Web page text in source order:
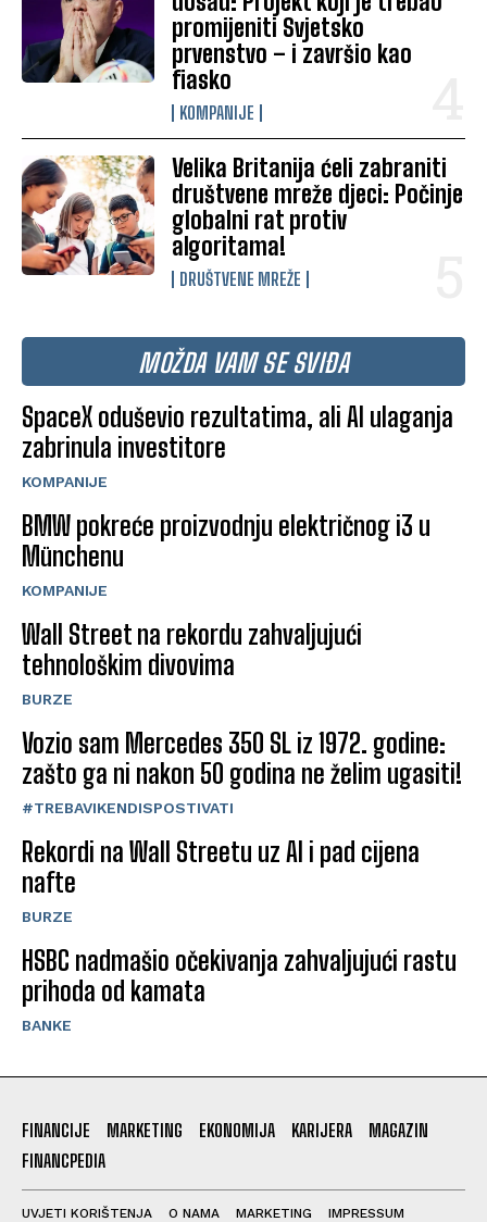
promijeniti Svjetsko
prvenstvo – i završio kao
fiasko
KOMPANIJE
Velika Britanija ćeli zabraniti
društvene mreže djeci: Počinje
globalni rat protiv
algoritama!
DRUŠTVENE MREŽE
MOŽDA VAM SE SVIĐA
SpaceX oduševio rezultatima, ali AI ulaganja
zabrinula investitore
KOMPANIJE
BMW pokreće proizvodnju električnog i3 u
Münchenu
KOMPANIJE
Wall Street na rekordu zahvaljujući
tehnološkim divovima
BURZE
Vozio sam Mercedes 350 SL iz 1972. godine:
zašto ga ni nakon 50 godina ne želim ugasiti!
#TREBAVIKENDISPOSTIVATI
Rekordi na Wall Streetu uz AI i pad cijena
nafte
BURZE
HSBC nadmašio očekivanja zahvaljujući rastu
prihoda od kamata
BANKE
FINANCIJE MARKETING EKONOMIJA KARIJERA
MAGAZIN
FINANCPEDIA
UVJETI KORIŠTENJA O NAMA MARKETING
IMPRESSUM